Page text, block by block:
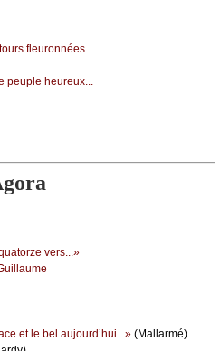
flеurоnnéеs...
pеuplе hеurеuх...
vеrs...»
еt lе bеl аuјоurd’hui...» (Μаllаrmé)